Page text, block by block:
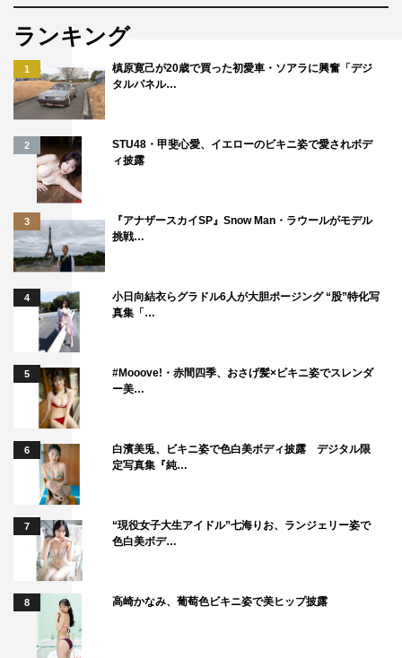
ジャニーズ
ランキング
1
槙原寛己が20歳で買った初愛車・ソアラに興奮「デジ
タルパネル…
2
STU48・甲斐心愛、イエローのビキニ姿で愛されボデ
ィ披露
3
『アナザースカイSP』Snow Man・ラウールがモデル
挑戦…
4
小日向結衣らグラドル6人が大胆ポージング “股”特化写
真集「…
5
#Mooove!・赤間四季、おさげ髪×ビキニ姿でスレンダ
ー美…
6
白濱美兎、ビキニ姿で色白美ボディ披露 デジタル限
定写真集『純…
7
“現役女子大生アイドル”七海りお、ランジェリー姿で
色白美ボデ…
8 高崎かなみ、葡萄色ビキニ姿で美ヒップ披露